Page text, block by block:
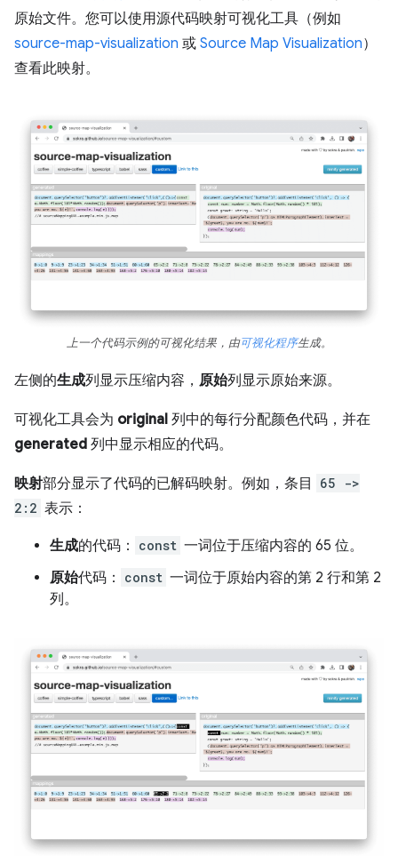
原始文件。您可以使用源代码映射可视化工具（例如
source-map-visualization 或 Source Map Visualization）
查看此映射。
上一个代码示例的可视化结果，由可视化程序生成。
左侧的生成列显示压缩内容， 原始列显示原始来源。
可视化工具会为 original 列中的每行分配颜色代码，并在
generated 列中显示相应的代码。
映射部分显示了代码的已解码映射。例如，条目
65 ->
2:2 表示：
生成的代码： const 一词位于压缩内容的 65 位。
原始代码： const 一词位于原始内容的第 2 行和第 2
列。